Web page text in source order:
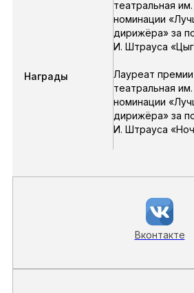
театральная
номинации
дирижёра» за
И. Штрауса
Награды
Лауреат
театральная
номинации
дирижёра» за
И. Штрауса
Вконтакте